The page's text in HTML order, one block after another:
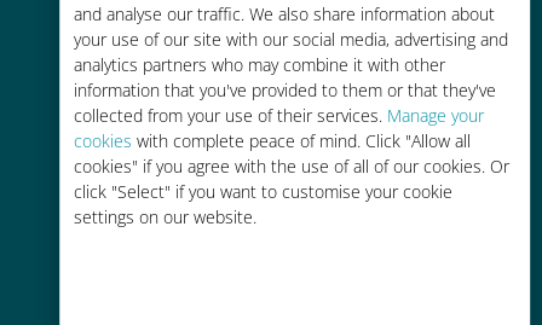
and analyse our traffic. We also share information about
your use of our site with our social media, advertising and
analytics partners who may combine it with other
information that you've provided to them or that they've
collected from your use of their services. Manage your
cookies with complete peace of mind. Click "Allow all
cookies" if you agree with the use of all of our cookies. Or
click "Select" if you want to customise your cookie
settings on our website.
Economico
Fino al 90% in meno rispetto alle
tariffe di roaming con il vostro
operatore attuale